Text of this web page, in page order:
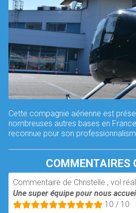
Cette compagnie aérienne est
nombreuses autres bases en
reconnue pour son
COMMENTAIRES
Commentaire de Christelle , vol
Une super équipe pour nous
10 / 10